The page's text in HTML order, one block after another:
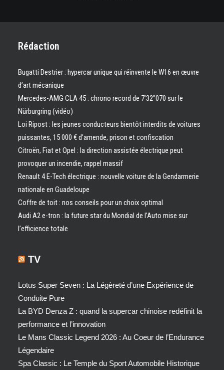
Rédaction
Bugatti Destrier : hypercar unique qui réinvente le W16 en œuvre
d’art mécanique
Mercedes-AMG CLA 45 : chrono record de 7’32″070 sur le
Nürburgring (vidéo)
Loi Ripost : les jeunes conducteurs bientôt interdits de voitures
puissantes, 15 000 € d’amende, prison et confiscation
Citroën, Fiat et Opel : la direction assistée électrique peut
provoquer un incendie, rappel massif
Renault 4 E-Tech électrique : nouvelle voiture de la Gendarmerie
nationale en Guadeloupe
Coffre de toit : nos conseils pour un choix optimal
Audi A2 e-tron : la future star du Mondial de l’Auto mise sur
l’efficience totale
TV
Lotus Super Seven : La Légèreté d’une Expérience de
Conduite Pure
La BYD Denza Z : quand la supercar chinoise redéfinit la
performance et l’innovation
Le Mans Classic Legend 2026 : Au Coeur de l’Endurance
Légendaire
Spa Classic : Le Temple du Sport Automobile Historique